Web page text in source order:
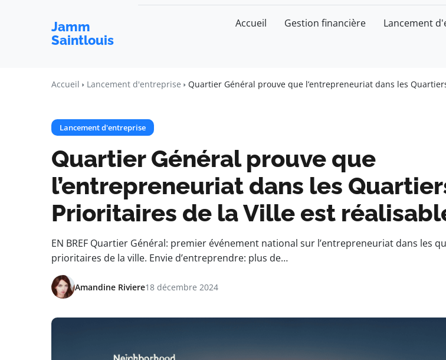
Jamm
Saintlouis
Accueil Gestion financière Lancement
Accueil Lancement d'entreprise Quartier Général prouve que l’entrepreneuriat dans les
Lancement d'entreprise
Quartier Général prouve que
l’entrepreneuriat dans les
Prioritaires de la Ville est
EN BREF Quartier Général: premier événement national sur l’entrepreneuriat dans les
prioritaires de la ville. Envie d’entreprendre: plus de…
Amandine Riviere18 décembre 2024